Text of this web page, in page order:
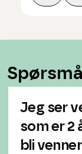
Jeg ser
som er 2
bli